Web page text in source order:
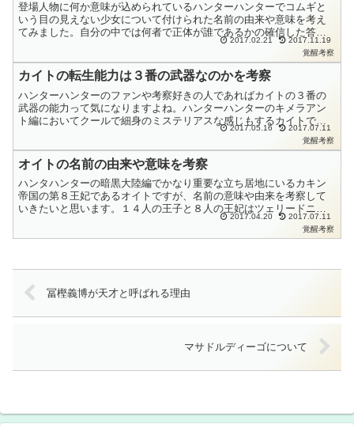
登場人物に何か意味が込められているハンターハンターでコムギと
いう目の見えない少女について付けられた名前の由来や意味を考え
てみました。自分の中では何者で正体が誰であるかの確信した答え
が考察として見つけれました。その意味というか答えがコムギと
2017.02.21
2017.11.19
覚醒考察
カイトの転生能力は３番の武器なのかを考察
ハンターハンターのファンや考察好きの人であればカイトの３番の
武器の能力って気になりますよね。ハンターハンターのキメラアン
ト編においてクールで細身のミステリアスな感じもするカイトです
が、ピトーとの戦いに敗れて命を落とし女の子（女のコ）に転生
2017.05.16
2017.07.11
覚醒考察
オイトの名前の由来や意味を考察
ハンタハンターの暗黒大陸編でかなり重要な立ち居地にいるカキン
帝国の第８王妃であるオイトですが、名前の意味や由来を考察して
いきたいと思います。１４人の王子と８人の王妃はツェリードニヒ
がイエス・キリストがモデルになっているようにかなり西洋や東
2017.04.20
2017.07.11
覚醒考察
冨樫義博が天才と呼ばれる理由
マサドルディーゴについて